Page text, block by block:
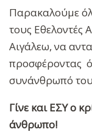
Παρακαλούμε
τους Εθελοντές
Αιγάλεω, να
προσφέροντας
συνάνθρωπό
Γίνε και ΕΣΥ ο
άνθρωπο!